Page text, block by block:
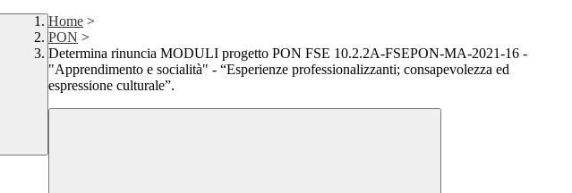
Home >
PON >
Determina rinuncia MODULI progetto PON FSE 10.2.2A-FSEPON-MA-2021-16 -
"Apprendimento e socialità" - “Esperienze professionalizzanti; consapevolezza ed
espressione culturale”.